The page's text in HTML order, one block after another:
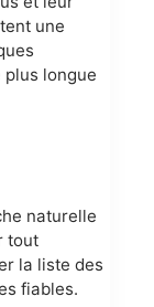
une
plus longue
naturelle
tout
la liste des
fiables.